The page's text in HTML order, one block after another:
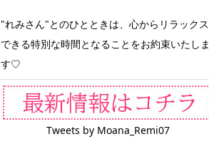
"れみさん"とのひとときは、心からリラックス
できる特別な時間となることをお約束いたしま
す♡
Tweets by Moana_Remi07